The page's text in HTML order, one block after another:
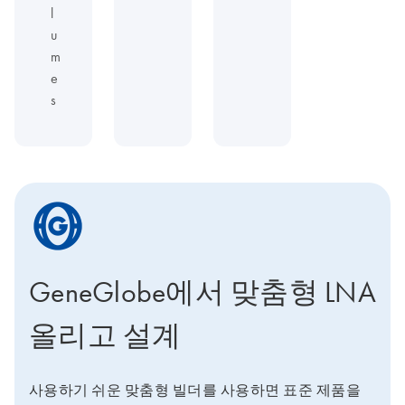
l
u
m
e
s
icon_0205_cc_gen_geneglobe-s
GeneGlobe에서 맞춤형 LNA
올리고 설계
사용하기 쉬운 맞춤형 빌더를 사용하면 표준 제품을